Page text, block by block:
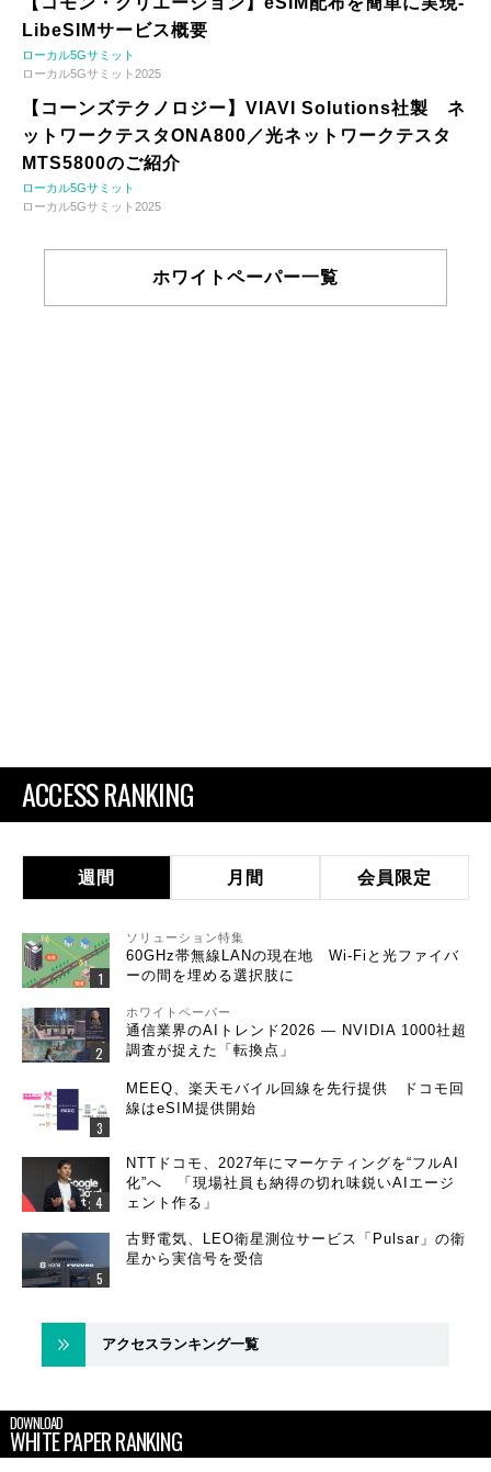
LibeSIMサービス概要
ローカル5Gサミット
ローカル5Gサミット2025
【コーンズテクノロジー】VIAVI Solutions社製 ネ
ットワークテスタONA800／光ネットワークテスタ
MTS5800のご紹介
ローカル5Gサミット
ローカル5Gサミット2025
ホワイトペーパー一覧
ACCESS RANKING
週間 月間 会員限定
ソリューション特集
60GHz帯無線LANの現在地 Wi-Fiと光ファイバ
ーの間を埋める選択肢に
ホワイトペーパー
通信業界のAIトレンド2026 ― NVIDIA 1000社超
調査が捉えた「転換点」
MEEQ、楽天モバイル回線を先行提供 ドコモ回
線はeSIM提供開始
NTTドコモ、2027年にマーケティングを“フルAI
化”へ 「現場社員も納得の切れ味鋭いAIエージ
ェント作る」
古野電気、LEO衛星測位サービス「Pulsar」の衛
星から実信号を受信
アクセスランキング一覧
DOWNLOAD
WHITE PAPER RANKING